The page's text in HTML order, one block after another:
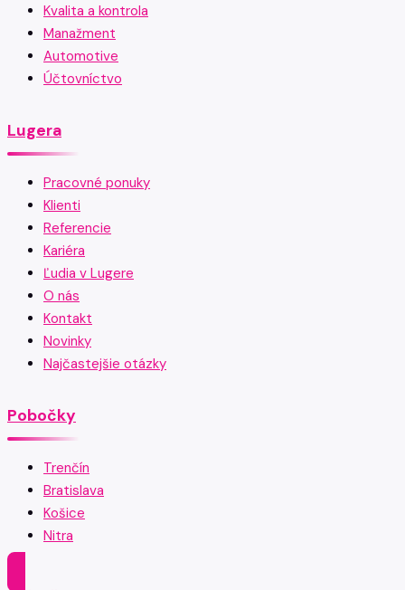
Kvalita a kontrola
Manažment
Automotive
Účtovníctvo
Lugera
Pracovné ponuky
Klienti
Referencie
Kariéra
Ľudia v Lugere
O nás
Kontakt
Novinky
Najčastejšie otázky
Pobočky
Trenčín
Bratislava
Košice
Nitra